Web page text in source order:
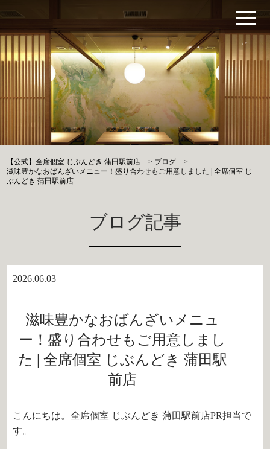
【公式】全席個室 じぶんどき 蒲田駅前店 > ブログ
>
滋味豊かなおばんざいメニュー！盛り合わせもご用意しました | 全席個室 じ
ぶんどき 蒲田駅前店
ブログ記事
2026.06.03
滋味豊かなおばんざいメニュ
ー！盛り合わせもご用意しまし
た | 全席個室 じぶんどき 蒲田駅
前店
こんにちは。全席個室 じぶんどき 蒲田駅前店PR担当で
す。